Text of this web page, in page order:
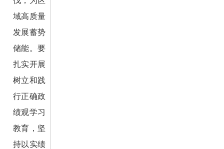
域高质量
发展蓄势
储能。要
扎实开展
树立和践
行正确政
绩观学习
教育，坚
持以实绩